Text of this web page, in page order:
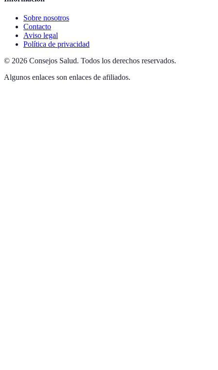
Sobre nosotros
Contacto
Aviso legal
Política de privacidad
© 2026 Consejos Salud. Todos los derechos reservados.
Algunos enlaces son enlaces de afiliados.